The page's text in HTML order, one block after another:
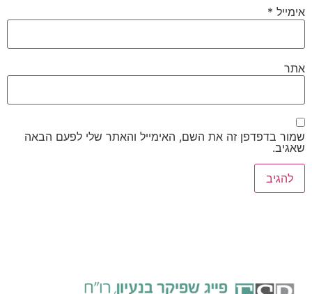
אימייל *
אתר
שמור בדפדפן זה את השם, האימייל והאתר שלי לפעם הבאה
שאגיב.